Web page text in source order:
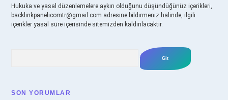
Hukuka ve yasal düzenlemelere aykırı olduğunu düşündüğünüz içerikleri,
backlinkpanelicomtr@gmail.com adresine bildirmeniz halinde, ilgili
içerikler yasal süre içerisinde sitemizden kaldırılacaktır.
SON YORUMLAR